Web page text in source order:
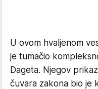
U ovom hvaljenom
je tumačio
Dageta. Njegov
čuvara zakona bio je